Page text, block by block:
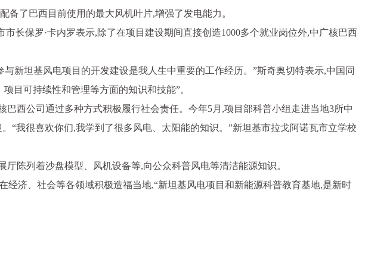
了巴西目前使用的最大风机叶片,增强了发电能力。
长保罗·卡内罗表示,除了在项目建设期间直接创造1000多个就业岗位外,中广核巴西
新坦基风电项目的开发建设是我人生中重要的工作经历。”斯奇奥切特表示,中国同
目可持续性和管理等方面的知识和技能”。
西公司通过多种方式积极履行社会责任。今年5月,项目部科普小组走进当地3所中
“我很喜欢你们,我学到了很多风电、太阳能的知识。”新坦基市拉戈阿诺瓦市立学校
陈列着沙盘模型、风机设备等,向公众科普风电等清洁能源知识。
济、社会等各领域积极造福当地,“新坦基风电项目和新能源科普教育基地,是新时